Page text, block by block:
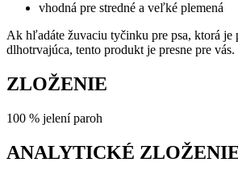
vhodná pre stredné a veľké plemená
Ak hľadáte žuvaciu tyčinku pre psa, ktorá je
dlhotrvajúca, tento produkt je presne pre vás.
ZLOŽENIE
100 % jelení paroh
ANALYTICKÉ